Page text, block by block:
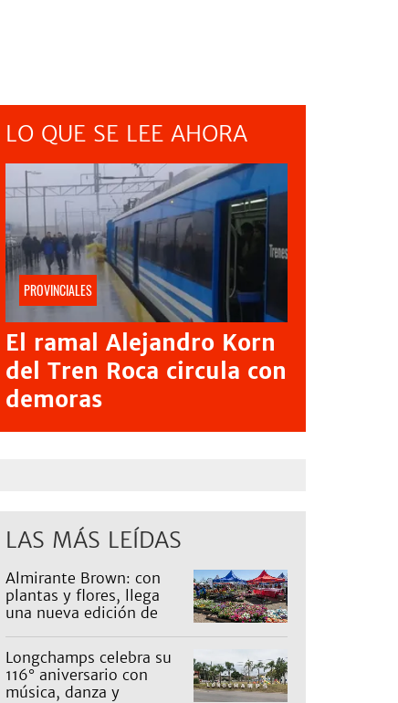
LO QUE SE LEE AHORA
PROVINCIALES
El ramal Alejandro Korn
del Tren Roca circula con
demoras
LAS MÁS LEÍDAS
Almirante Brown: con
plantas y flores, llega
una nueva edición de
Longchamps celebra su
116° aniversario con
música, danza y